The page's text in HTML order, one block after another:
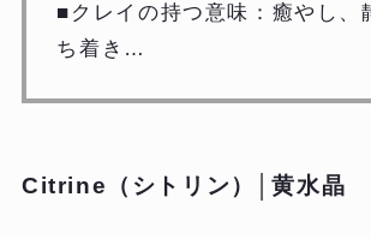
■クレイの持つ意味：癒やし、
ち着き…
Citrine（シトリン）│黄水晶